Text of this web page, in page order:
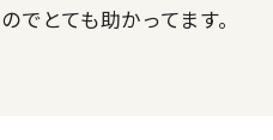
でとても助かってます。